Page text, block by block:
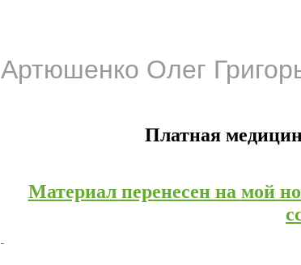
Артюшенко Олег
Платная
Материал перенесен на мой